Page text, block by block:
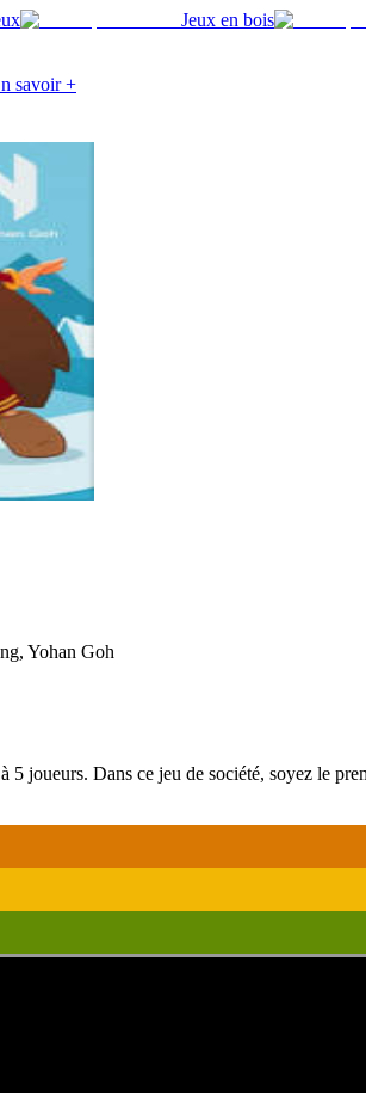
Jeux en bois
savoir +
Yohan Goh
5 joueurs. Dans ce jeu de société, soyez le